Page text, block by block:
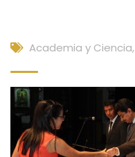
Academia y Ciencia,